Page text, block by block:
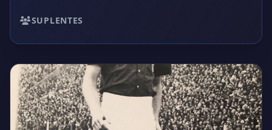
SUPLENTES